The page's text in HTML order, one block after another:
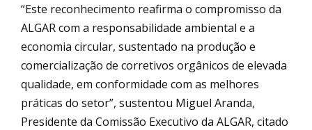
“Este reconhecimento reafirma o compromisso da
ALGAR com a responsabilidade ambiental e a
economia circular, sustentado na produção e
comercialização de corretivos orgânicos de elevada
qualidade, em conformidade com as melhores
práticas do setor”, sustentou Miguel Aranda,
Presidente da Comissão Executivo da ALGAR, citado